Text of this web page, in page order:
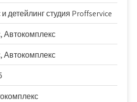
детейлинг студия Proffservice
Автокомплекс
Автокомплекс